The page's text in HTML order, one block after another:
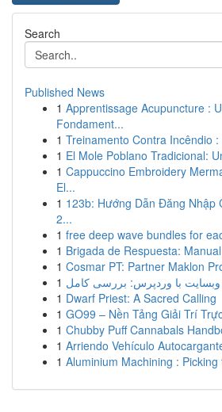
Search
Published News
1 Apprentissage Acupuncture :
Fondament...
1 Treinamento Contra Incêndio
1 El Mole Poblano Tradicional:
1 Cappuccino Embroidery
El...
1 123b: Hướng Dẫn Đăng Nhập
2...
1 free deep wave bundles for
1 Brigada de Respuesta:
1 Cosmar PT: Partner Maklon
1 وبسایت با وردپرس: بررسی کامل
1 Dwarf Priest: A Sacred Calling
1 GO99 – Nền Tảng Giải Trí
1 Chubby Puff Cannabals
1 Arriendo Vehículo
1 Aluminium Machining :